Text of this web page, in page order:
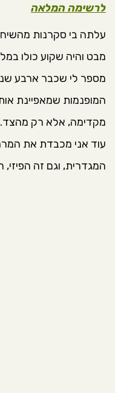
לרשימה המלאה
עלתה בי סקרנות מהשיחה
מבט והיה שקוע כולו
מספר לי שכבר ארבע
המופנמות שמאפיינת
מקדימה, אלא רק מהצד.
עוד אני מכבדת את
המגדרית, וגם זה